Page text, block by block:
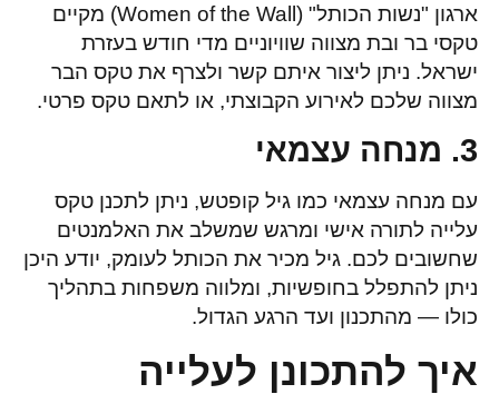
ארגון "נשות הכותל" (Women of the Wall) מקיים
טקסי בר ובת מצווה שוויוניים מדי חודש בעזרת
ישראל. ניתן ליצור איתם קשר ולצרף את טקס הבר
מצווה שלכם לאירוע הקבוצתי, או לתאם טקס פרטי.
3. מנחה עצמאי
עם מנחה עצמאי כמו גיל קופטש, ניתן לתכנן טקס
עלייה לתורה אישי ומרגש שמשלב את האלמנטים
שחשובים לכם. גיל מכיר את הכותל לעומק, יודע היכן
ניתן להתפלל בחופשיות, ומלווה משפחות בתהליך
כולו — מהתכנון ועד הרגע הגדול.
איך להתכונן לעלייה